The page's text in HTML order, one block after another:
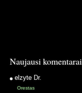
Naujausi komentarai
elzyte Dr.
Orestas